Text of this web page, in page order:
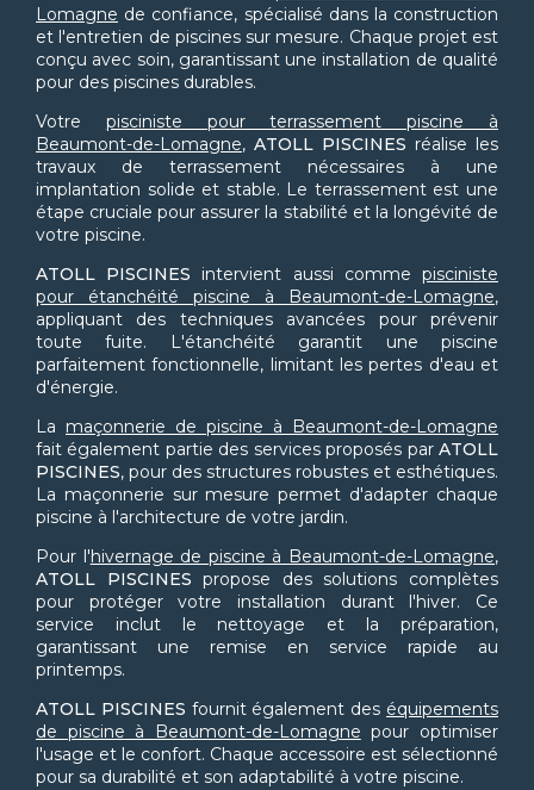
Lomagne de confiance, spécialisé dans la construction
et l'entretien de piscines sur mesure. Chaque projet est
conçu avec soin, garantissant une installation de qualité
pour des piscines durables.
Votre pisciniste pour terrassement piscine à
Beaumont-de-Lomagne, ATOLL PISCINES réalise les
travaux de terrassement nécessaires à une
implantation solide et stable. Le terrassement est une
étape cruciale pour assurer la stabilité et la longévité de
votre piscine.
ATOLL PISCINES intervient aussi commepisciniste
pour étanchéité piscine à Beaumont-de-Lomagne,
appliquant des techniques avancées pour prévenir
toute fuite. L'étanchéité garantit une piscine
parfaitement fonctionnelle, limitant les pertes d'eau et
d'énergie.
La maçonnerie de piscine à Beaumont-de-Lomagne
fait également partie des services proposés par ATOLL
PISCINES, pour des structures robustes et esthétiques.
La maçonnerie sur mesure permet d'adapter chaque
piscine à l'architecture de votre jardin.
Pour l'hivernage de piscine à Beaumont-de-Lomagne,
ATOLL PISCINES propose des solutions complètes
pour protéger votre installation durant l'hiver. Ce
service inclut le nettoyage et la préparation,
garantissant une remise en service rapide au
printemps.
ATOLL PISCINES fournit également des équipements
de piscine à Beaumont-de-Lomagne pour optimiser
l'usage et le confort. Chaque accessoire est sélectionné
pour sa durabilité et son adaptabilité à votre piscine.